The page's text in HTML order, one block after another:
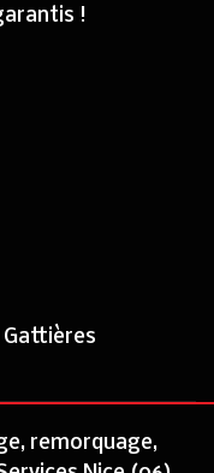
!
Gattières
remorquage,